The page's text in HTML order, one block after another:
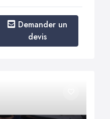
Demander un
devis